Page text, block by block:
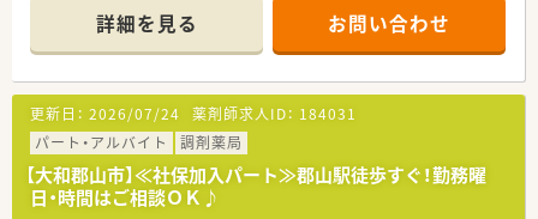
ます。
現場の方との距離が近く、風通しの良い環境です。
■門前に複数クリニックがあり、そちらの処方箋がメイン。
駅チカということもあり、幅広い処方箋を応需されています。
■その他従業員の方は20～30代の方がメインとなり、若い世代
の方が活躍中！
■調剤室の隣にはOTCコーナーがありますので店舗内は広々と
感じられます。
■産休育休取得実績もあり、復帰されて長くご勤務されている方
もいらっしゃいます。
詳細を見る お問い合わせ
更新日： 2026/07/24 薬剤師求人ID： 184031
パート・アルバイト
調剤薬局
【大和郡山市】≪社保加入パート≫郡山駅徒歩すぐ！勤務曜
日・時間はご相談ＯＫ♪